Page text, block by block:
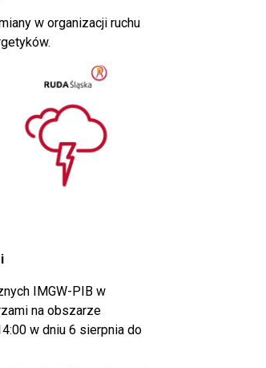
w organizacji ruchu
IMGW-PIB w
na obszarze
w dniu 6 sierpnia do